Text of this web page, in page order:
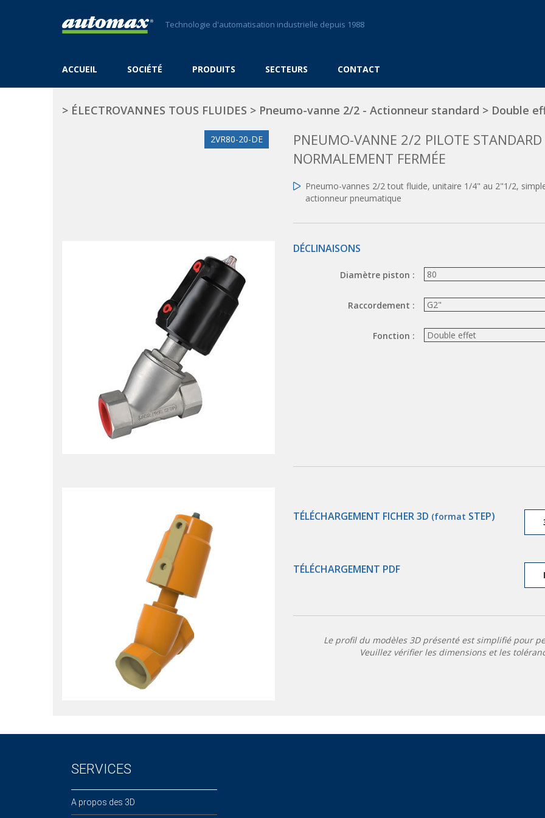
Technologie d'automatisation industrielle depuis 1988
ACCUEIL SOCIÉTÉ PRODUITS SECTEURS CONTACT
> ÉLECTROVANNES TOUS FLUIDES > Pneumo-vanne 2/2 - Actionneur standard > Double
2VR80-20-DE
PNEUMO-VANNE 2/2 PILOTE STANDARD
NORMALEMENT FERMÉE
Pneumo-vannes 2/2 tout fluide, unitaire 1/4" au 2"1/2,
actionneur pneumatique
DÉCLINAISONS
Diamètre piston :
Raccordement :
Fonction :
TÉLÉCHARGEMENT FICHER 3D (format STEP)
TÉLÉCHARGEMENT PDF
Le profil du modèles 3D présenté est simplifié pour
Veuillez vérifier les dimensions et les
SERVICES
A propos des 3D